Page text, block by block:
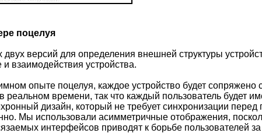
поцелуя
версий для определения внешней структуры
взаимодействия устройства.
опыте поцелуя, каждое устройство будет сопряжено
реальном времени, так что каждый пользователь будет
дизайн, который не требует синхронизации перед
Мы использовали асимметричные отображения,
интерфейсов приводят к борьбе пользователей за